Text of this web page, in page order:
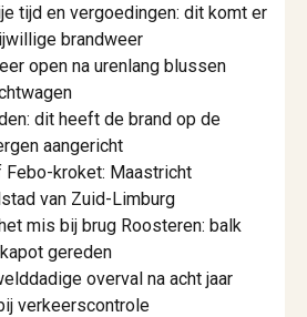
tijd en vergoedingen: dit komt er
brandweer
open na urenlang blussen
dit heeft de brand op de
aangericht
Febo-kroket: Maastricht
van Zuid-Limburg
mis bij brug Roosteren: balk
gereden
overval na acht jaar
verkeerscontrole